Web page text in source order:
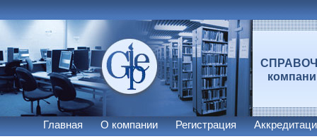
Главная О компании Регистрация